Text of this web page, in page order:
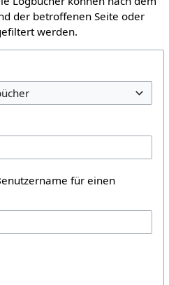
der betroffenen Seite oder
werden.
für einen